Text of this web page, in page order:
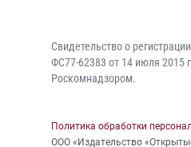
Свидетельство о
ФС77-62383 от 14 июля 2015
Роскомнадзором.
Политика обработки
ООО «Издательство